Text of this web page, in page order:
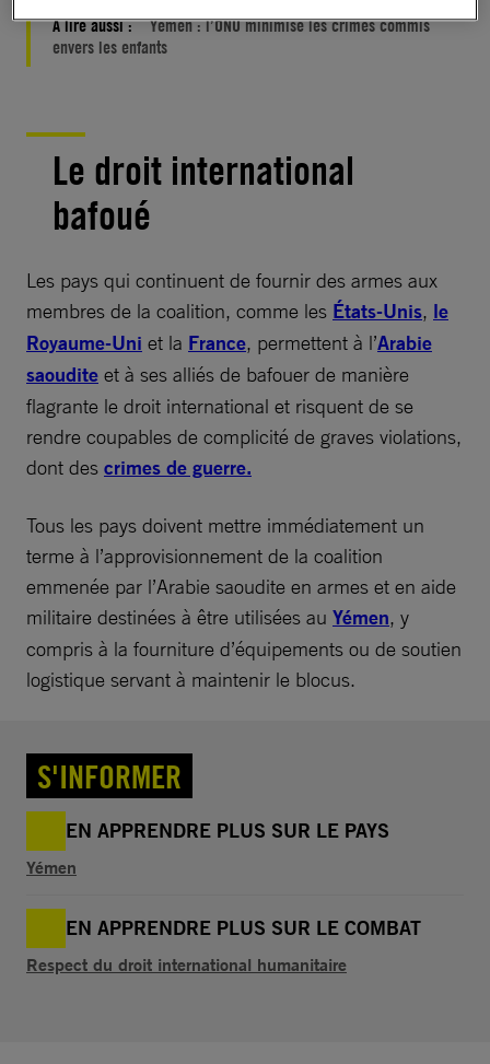
À lire aussi : Yémen : l’ONU minimise les crimes commis
envers les enfants
Le droit international
bafoué
Les pays qui continuent de fournir des armes aux
membres de la coalition, comme les États-Unis, le
Royaume-Uni et la France, permettent à l’Arabie
saoudite et à ses alliés de bafouer de manière
flagrante le droit international et risquent de se
rendre coupables de complicité de graves violations,
dont des crimes de guerre.
Tous les pays doivent mettre immédiatement un
terme à l’approvisionnement de la coalition
emmenée par l’Arabie saoudite en armes et en aide
militaire destinées à être utilisées au Yémen, y
compris à la fourniture d’équipements ou de soutien
logistique servant à maintenir le blocus.
S'INFORMER
EN APPRENDRE PLUS SUR LE PAYS
Yémen
EN APPRENDRE PLUS SUR LE COMBAT
Respect du droit international humanitaire